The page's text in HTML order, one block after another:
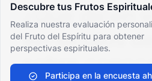
Descubre tus Frutos
Realiza nuestra evaluación
del Fruto del Espíritu para obtener
perspectivas espirituales.
Participa en la encuesta
¿Qué dicen
versículos
sobre